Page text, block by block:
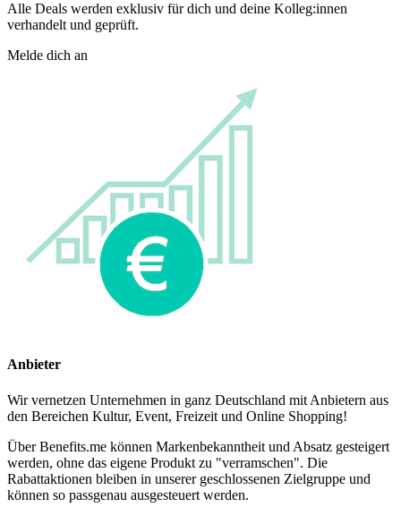
Alle Deals werden exklusiv für dich und deine Kolleg:innen
verhandelt und geprüft.
Melde dich an
Anbieter
Wir vernetzen Unternehmen in ganz Deutschland mit Anbietern aus
den Bereichen Kultur, Event, Freizeit und Online Shopping!
Über Benefits.me können Markenbekanntheit und Absatz gesteigert
werden, ohne das eigene Produkt zu "verramschen". Die
Rabattaktionen bleiben in unserer geschlossenen Zielgruppe und
können so passgenau ausgesteuert werden.